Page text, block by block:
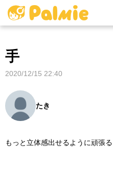
手
2020/12/15 22:40
たき
もっと立体感出せるように頑張る